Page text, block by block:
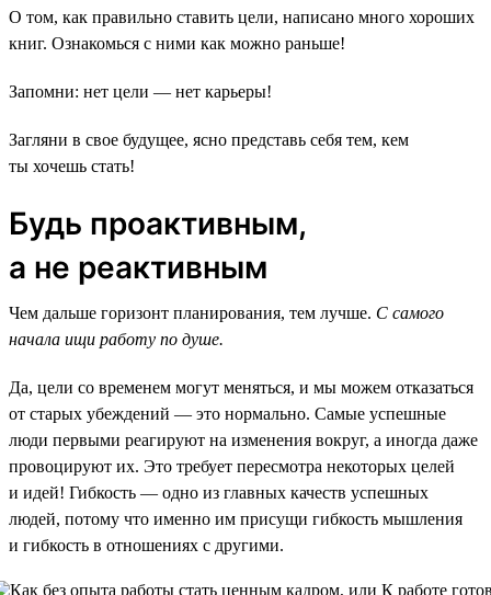
О том, как правильно ставить цели, написано много хороших
книг. Ознакомься с ними как можно раньше!
Запомни: нет цели — нет карьеры!
Загляни в свое будущее, ясно представь себя тем, кем
ты хочешь стать!
Будь проактивным,
а не реактивным
Чем дальше горизонт планирования, тем лучше. С самого
начала ищи работу по душе.
Да, цели со временем могут меняться, и мы можем отказаться
от старых убеждений — это нормально. Самые успешные
люди первыми реагируют на изменения вокруг, а иногда даже
провоцируют их. Это требует пересмотра некоторых целей
и идей! Гибкость — одно из главных качеств успешных
людей, потому что именно им присущи гибкость мышления
и гибкость в отношениях с другими.